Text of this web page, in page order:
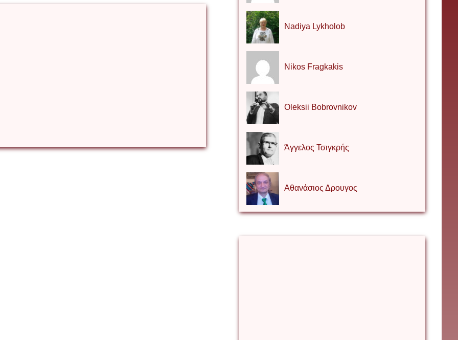
Nadiya Lykholob
Nikos Fragkakis
Oleksii Bobrovnikov
Άγγελος Τσιγκρής
Αθανάσιος Δρουγος